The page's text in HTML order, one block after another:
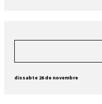
dissabte 26 de novembre